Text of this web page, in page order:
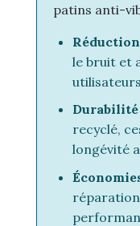
patins anti-
le bruit et
Durabilité
recyclé,
longévité